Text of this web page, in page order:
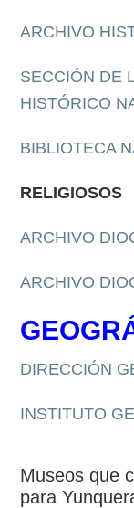
ARCHIVO
SECCIÓN DE
HISTÓRICO
BIBLIOTECA
RELIGIOSOS
ARCHIVO
ARCHIVO
DIRECCIÓN
INSTITUTO
Museos que
para